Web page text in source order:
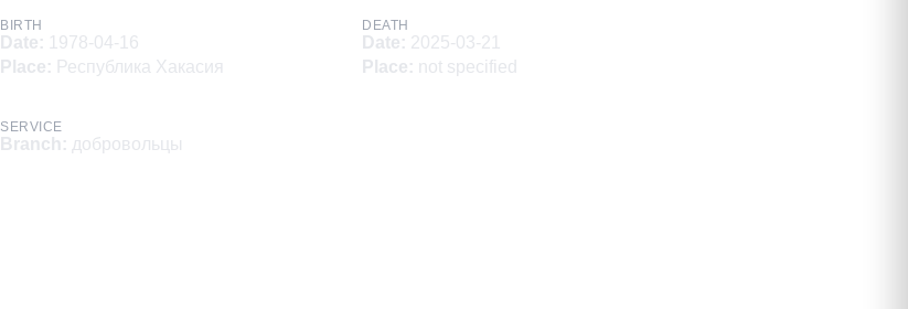
BIRTH
Date: 1978-04-16
Place: Республика Хакасия
DEATH
Date: 2025-03-21
Place: not specified
SERVICE
Branch : добровольцы